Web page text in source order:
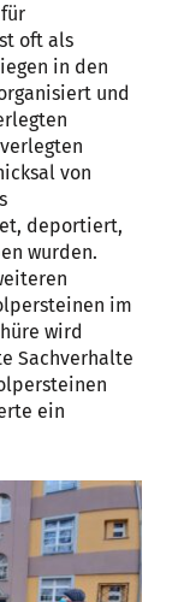
oft als
in den
und
von
deportiert,
wurden.
im
wird
Sachverhalte
ein